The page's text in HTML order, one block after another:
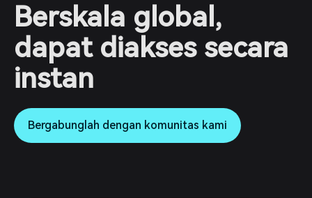
Berskala global,
dapat diakses secara
instan
Bergabunglah dengan komunitas kami